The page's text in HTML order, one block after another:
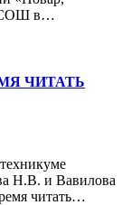
СОШ в…
ЧИТАТЬ
Н.В. и Вавилова
читать…